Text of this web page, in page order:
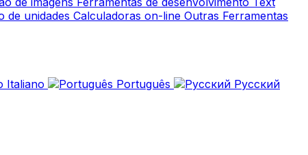
de unidades Calculadoras on-line Outras Ferramentas
Italiano Português
Русский